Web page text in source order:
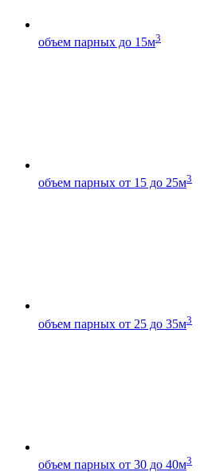
объем парных до 15м3
объем парных от 15 до 25м3
объем парных от 25 до 35м3
объем парных от 30 до 40м3